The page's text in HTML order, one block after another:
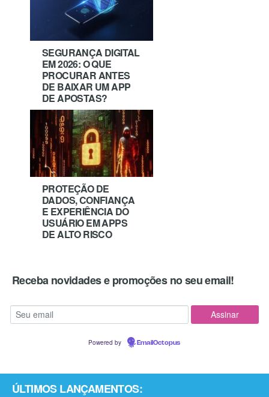
SEGURANÇA DIGITAL
EM 2026: O QUE
PROCURAR ANTES
DE BAIXAR UM APP
DE APOSTAS?
PROTEÇÃO DE
DADOS, CONFIANÇA
E EXPERIÊNCIA DO
USUÁRIO EM APPS
DE ALTO RISCO
Receba novidades e promoções no seu email!
Powered by EmailOctopus
ÚLTIMOS LANÇAMENTOS: